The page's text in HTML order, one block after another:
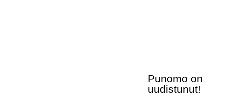
Punomo on
uudistunut!